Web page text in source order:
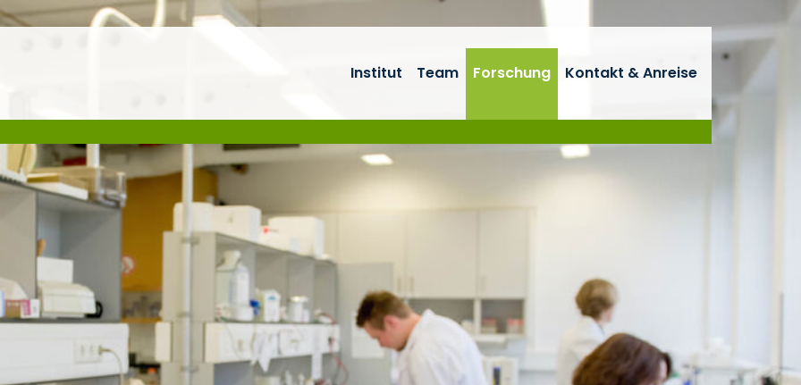
Institut Team Forschung Kontakt & Anreise